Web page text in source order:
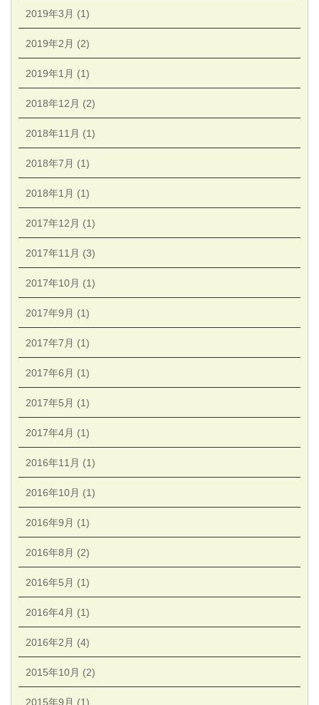
2019年3月 (1)
2019年2月 (2)
2019年1月 (1)
2018年12月 (2)
2018年11月 (1)
2018年7月 (1)
2018年1月 (1)
2017年12月 (1)
2017年11月 (3)
2017年10月 (1)
2017年9月 (1)
2017年7月 (1)
2017年6月 (1)
2017年5月 (1)
2017年4月 (1)
2016年11月 (1)
2016年10月 (1)
2016年9月 (1)
2016年8月 (2)
2016年5月 (1)
2016年4月 (1)
2016年2月 (4)
2015年10月 (2)
2015年9月 (1)